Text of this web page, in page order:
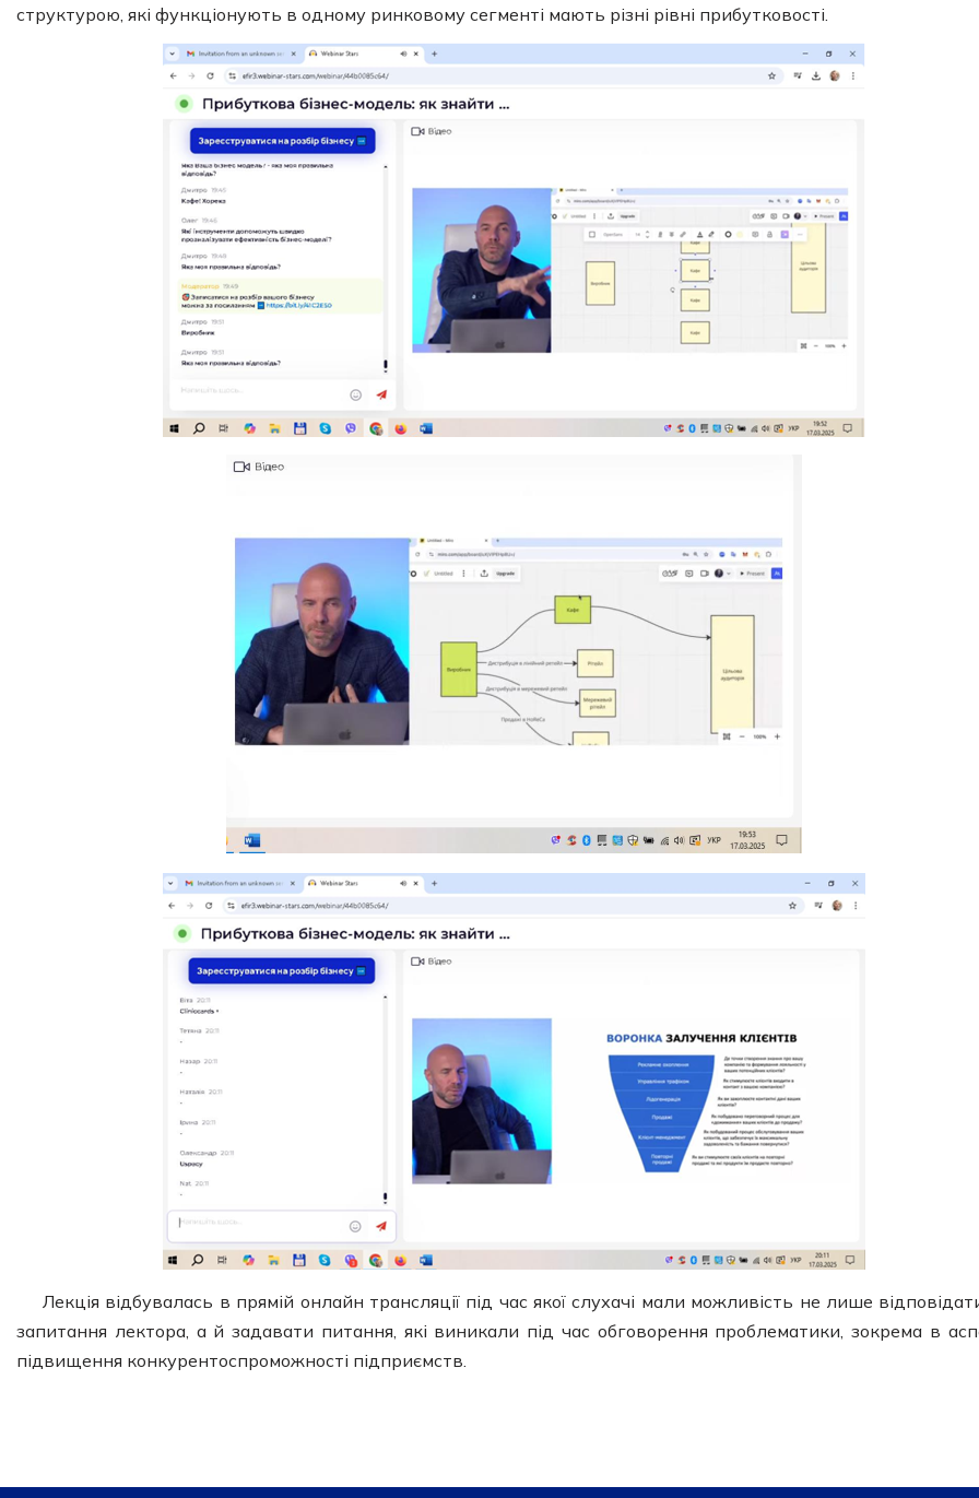
структурою, які функціонують в одному ринковому сегменті мають різні рівні прибутковості.
Лекція відбувалась в прямій онлайн трансляції під час якої слухачі мали можливість не лише
запитання лектора, а й задавати питання, які виникали під час обговорення проблематики, зокрема в
підвищення конкурентоспроможності підприємств.